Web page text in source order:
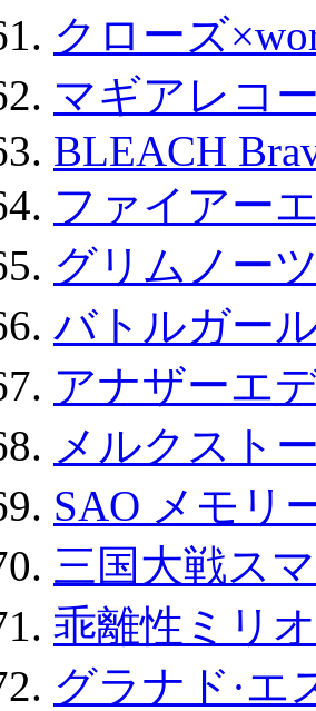
クローズ
マギアレコ
BLEACH
ファイアー
グリムノーツ
バトルガー
アナザーエ
メルクスト
SAO メモリ
三国大戦ス
乖離性ミリ
グラナド·エ